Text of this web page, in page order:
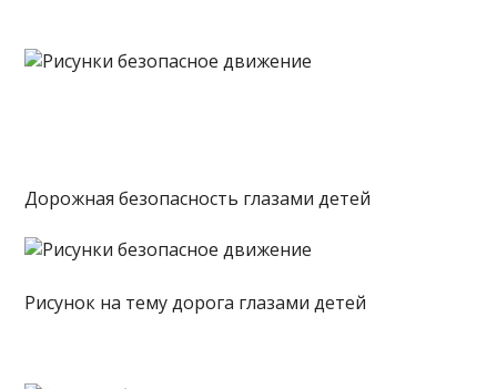
Дорожная безопасность глазами детей
Рисунок на тему дорога глазами детей